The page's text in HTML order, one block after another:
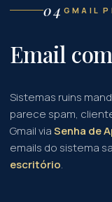
04 GMAIL
Email
Sistemas ruins
parece spam,
Gmail viaSenha de
emails do sistema
escritório.